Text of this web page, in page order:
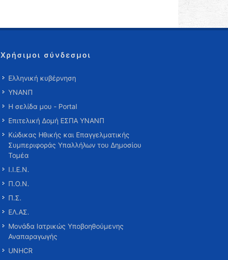
Χρήσιμοι σύνδεσμοι
Ελληνική κυβέρνηση
ΥΝΑΝΠ
Η σελίδα μου - Portal
Επιτελική Δομή ΕΣΠΑ ΥΝΑΝΠ
Κώδικας Ηθικής και Επαγγελματικής
Συμπεριφοράς Υπαλλήλων του Δημοσίου
Τομέα
Ι.Ι.Ε.Ν.
Π.Ο.Ν.
Π.Σ.
ΕΛ.ΑΣ.
Μονάδα Ιατρικώς Υποβοηθούμενης
Αναπαραγωγής
UNHCR